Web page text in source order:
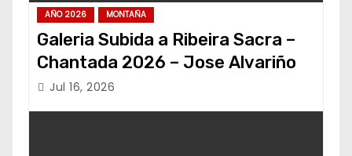
AÑO 2026 MONTAÑA
Galeria Subida a Ribeira Sacra –
Chantada 2026 – Jose Alvariño
Jul 16, 2026